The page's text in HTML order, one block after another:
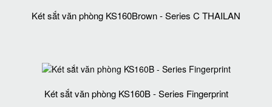
Két sắt văn phòng KS160Brown - Series C THAILAN
Két sắt văn phòng KS160B - Series Fingerprint